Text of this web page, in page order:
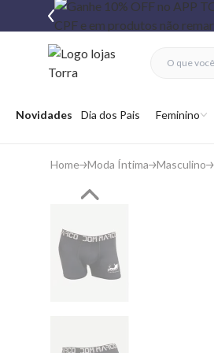
Abrir menu
Novidades Dia dos Pais Feminino
fechar menu
fechar menu
favoritos
Home Moda Íntima Masculino